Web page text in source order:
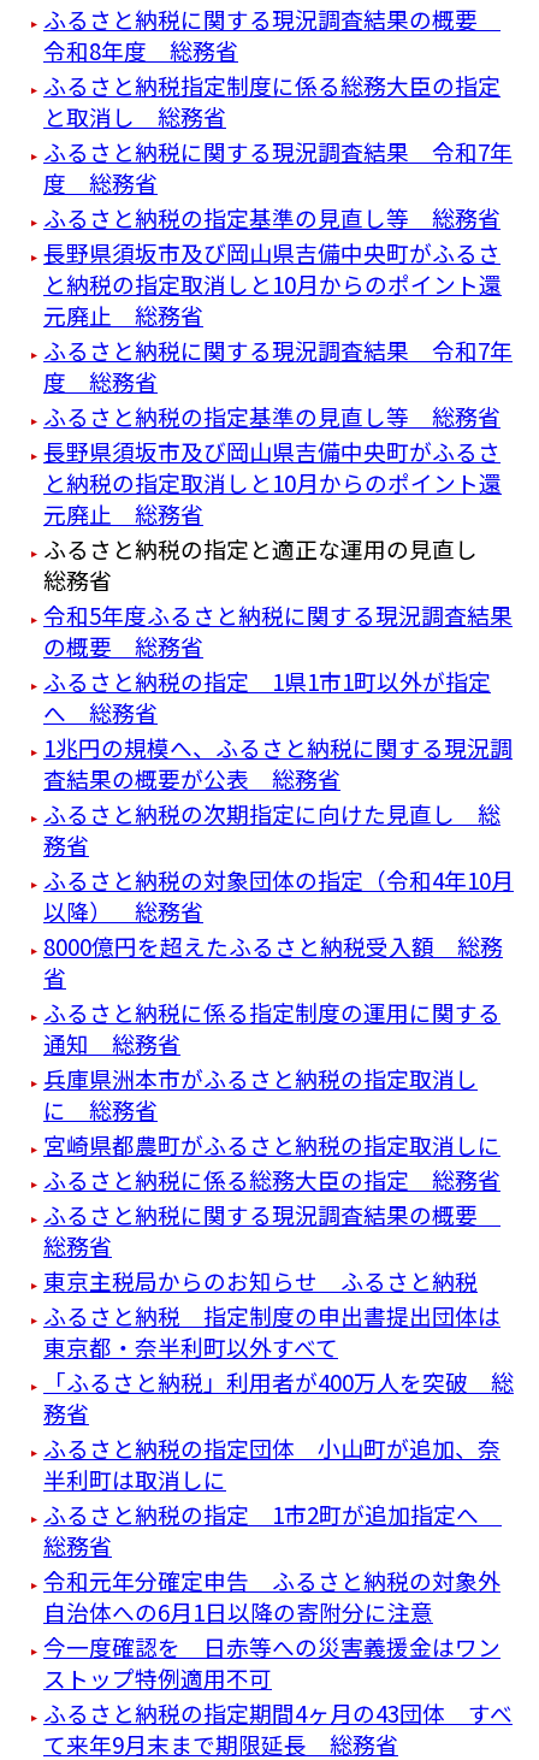
ふるさと納税に関する現況調査結果の概要
令和8年度 総務省
ふるさと納税指定制度に係る総務大臣の指定
と取消し 総務省
ふるさと納税に関する現況調査結果 令和7年
度 総務省
ふるさと納税の指定基準の見直し等 総務省
長野県須坂市及び岡山県吉備中央町がふるさ
と納税の指定取消しと10月からのポイント還
元廃止 総務省
ふるさと納税に関する現況調査結果 令和7年
度 総務省
ふるさと納税の指定基準の見直し等 総務省
長野県須坂市及び岡山県吉備中央町がふるさ
と納税の指定取消しと10月からのポイント還
元廃止 総務省
ふるさと納税の指定と適正な運用の見直し
総務省
令和5年度ふるさと納税に関する現況調査結果
の概要 総務省
ふるさと納税の指定 1県1市1町以外が指定
へ 総務省
1兆円の規模へ、ふるさと納税に関する現況調
査結果の概要が公表 総務省
ふるさと納税の次期指定に向けた見直し 総
務省
ふるさと納税の対象団体の指定（令和4年10月
以降） 総務省
8000億円を超えたふるさと納税受入額 総務
省
ふるさと納税に係る指定制度の運用に関する
通知 総務省
兵庫県洲本市がふるさと納税の指定取消し
に 総務省
宮崎県都農町がふるさと納税の指定取消しに
ふるさと納税に係る総務大臣の指定 総務省
ふるさと納税に関する現況調査結果の概要
総務省
東京主税局からのお知らせ ふるさと納税
ふるさと納税 指定制度の申出書提出団体は
東京都・奈半利町以外すべて
「ふるさと納税」利用者が400万人を突破 総
務省
ふるさと納税の指定団体 小山町が追加、奈
半利町は取消しに
ふるさと納税の指定 1市2町が追加指定へ
総務省
令和元年分確定申告 ふるさと納税の対象外
自治体への6月1日以降の寄附分に注意
今一度確認を 日赤等への災害義援金はワン
ストップ特例適用不可
ふるさと納税の指定期間4ヶ月の43団体 すべ
て来年9月末まで期限延長 総務省